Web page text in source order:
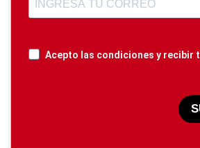
Acepto las condiciones y recibir